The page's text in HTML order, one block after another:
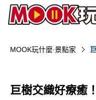
MOOK玩什麼‧景點家
巨樹交織好療癒